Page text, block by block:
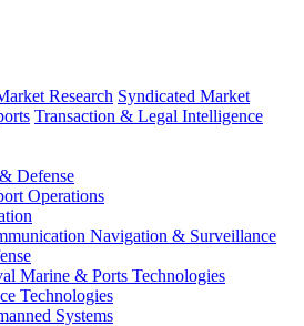
Research Syndicated Market
Transaction & Legal Intelligence
Defense
Operations
Navigation & Surveillance
Marine & Ports Technologies
Technologies
Systems